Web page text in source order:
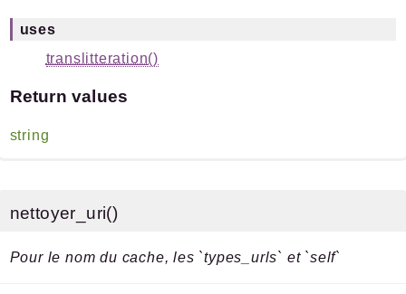
uses
translitteration()
Return values
string
nettoyer_uri()
Pour le nom du cache, les `types_urls` et `self`